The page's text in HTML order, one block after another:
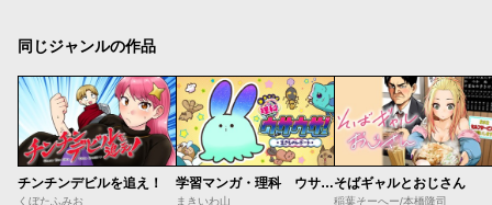
同じジャンルの作品
チンチンデビルを追え！
くぼたふみお
学習マンガ・理科 ウサウサ！
まきいわ山
そばギャルとおじさん
稲葉そーへー/本橋隆司